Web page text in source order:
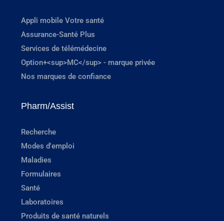
Appli mobile Votre santé
Assurance-Santé Plus
Services de télémédecine
Option+<sup>MC</sup> - marque privée
Nos marques de confiance
Pharm/Assist
Recherche
Modes d'emploi
Maladies
Formulaires
Santé
Laboratoires
Produits de santé naturels